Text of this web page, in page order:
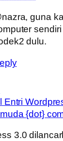
guna
dulu.
Entri
{dot}
3.0